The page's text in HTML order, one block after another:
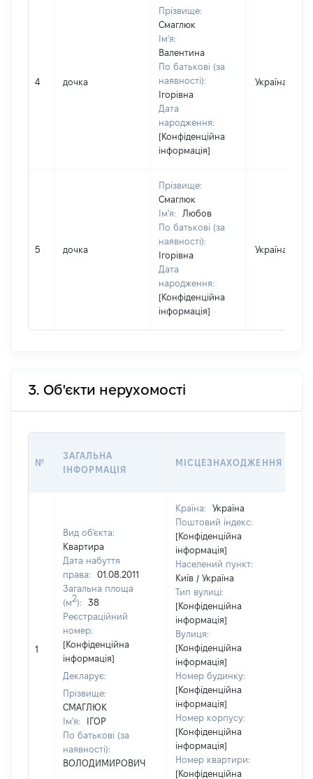
4 дочка
Прізвище:
Смаглюк
Ім'я:
Валентина
По батькові (за
наявності):
Ігорівна
Дата
народження:
[Конфіденційна
інформація]
Україна
5 дочка
Прізвище:
Смаглюк
Ім'я:
Любов
По батькові (за
наявності):
Ігорівна
Дата
народження:
[Конфіденційна
інформація]
Україна
3. Об'єкти нерухомості
№
ЗАГАЛЬНА
ІНФОРМАЦІЯ
МІСЦЕЗНАХОДЖЕННЯ
1
Вид об'єкта:
Квартира
Дата набуття
права:
01.08.2011
Загальна площа
(м2):
38
Реєстраційний
номер:
[Конфіденційна
інформація]
Декларує:
Прізвище:
СМАГЛЮК
Ім'я:
ІГОР
По батькові (за
наявності):
ВОЛОДИМИРОВИЧ
Країна:
Україна
Поштовий індекс:
[Конфіденційна
інформація]
Населений пункт:
Київ / Україна
Тип вулиці:
[Конфіденційна
інформація]
Вулиця:
[Конфіденційна
інформація]
Номер будинку:
[Конфіденційна
інформація]
Номер корпусу:
[Конфіденційна
інформація]
Номер квартири:
[Конфіденційна